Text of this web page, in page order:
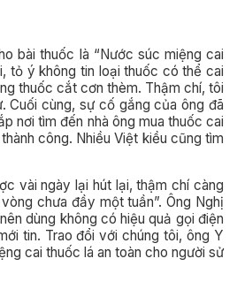
bài thuốc là “Nước súc miệng cai
tỏ ý không tin loại thuốc có thể cai
thuốc cắt cơn thèm. Thậm chí, tôi
Cuối cùng, sự cố gắng của ông đã
nơi tìm đến nhà ông mua thuốc cai
công. Nhiều Việt kiều cũng tìm
vài ngày lại hút lại, thậm chí càng
chưa đầy một tuần”. Ông Nghị
dùng không có hiệu quả gọi điện
tin. Trao đổi với chúng tôi, ông Y
cai thuốc lá an toàn cho người sử